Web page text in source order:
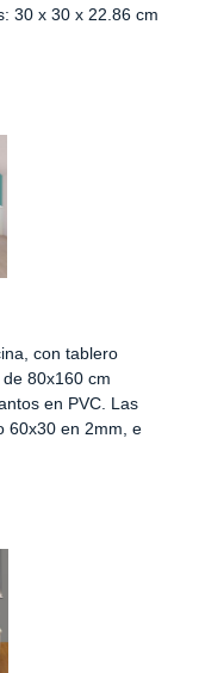
30 x 30 x 22.86 cm
con tablero
80x160 cm
en PVC. Las
60x30 en 2mm, e